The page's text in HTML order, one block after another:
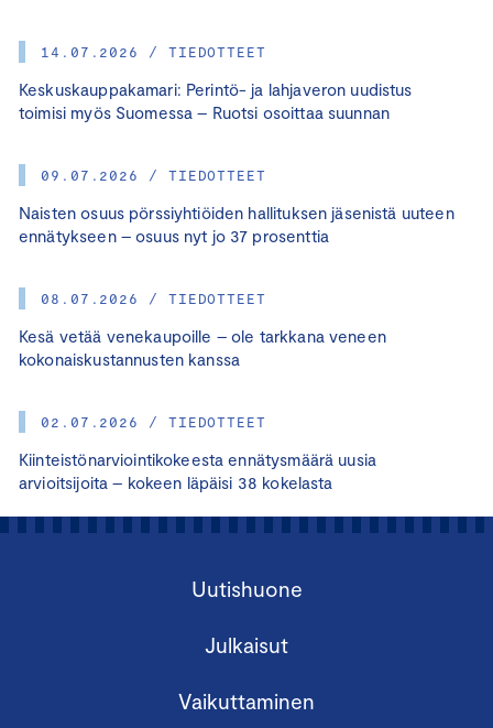
14.07.2026 / TIEDOTTEET
Keskuskauppakamari: Perintö- ja lahjaveron uudistus
toimisi myös Suomessa – Ruotsi osoittaa suunnan
09.07.2026 / TIEDOTTEET
Naisten osuus pörssiyhtiöiden hallituksen jäsenistä uuteen
ennätykseen – osuus nyt jo 37 prosenttia
08.07.2026 / TIEDOTTEET
Kesä vetää venekaupoille – ole tarkkana veneen
kokonaiskustannusten kanssa
02.07.2026 / TIEDOTTEET
Kiinteistönarviointikokeesta ennätysmäärä uusia
arvioitsijoita – kokeen läpäisi 38 kokelasta
Uutishuone
Julkaisut
Vaikuttaminen